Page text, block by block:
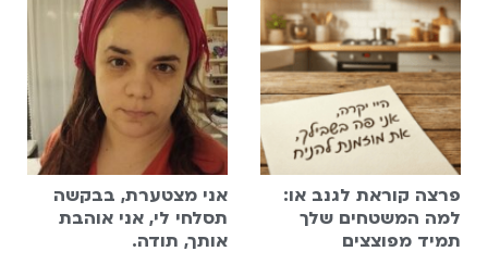
פרצה קוראת לגנב או:
למה המשטחים שלך
תמיד מפוצצים
אני מצטערת, בבקשה
תסלחי לי, אני אוהבת
אותך, תודה.